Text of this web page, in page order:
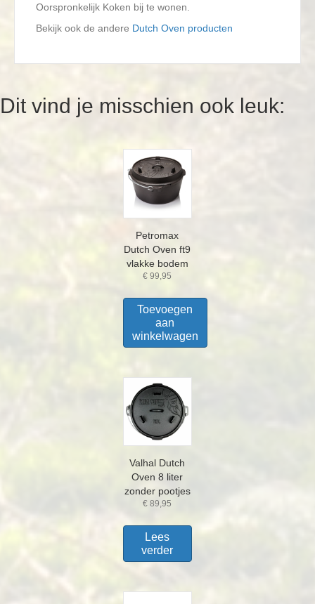
Oorspronkelijk Koken bij te wonen.
Bekijk ook de andere Dutch Oven producten
Dit vind je misschien ook leuk:
Petromax
Dutch Oven ft9
vlakke bodem
€ 99,95
Toevoegen
aan
winkelwagen
Valhal Dutch
Oven 8 liter
zonder pootjes
€ 89,95
Lees
verder